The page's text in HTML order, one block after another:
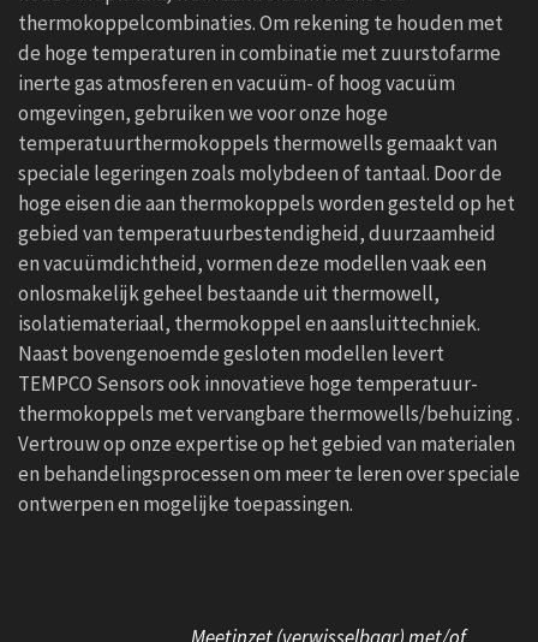
thermokoppelcombinaties. Om rekening te houden met
de hoge temperaturen in combinatie met zuurstofarme
inerte gas atmosferen en vacuüm- of hoog vacuüm
omgevingen, gebruiken we voor onze hoge
temperatuurthermokoppels thermowells gemaakt van
speciale legeringen zoals molybdeen of tantaal. Door de
hoge eisen die aan thermokoppels worden gesteld op het
gebied van temperatuurbestendigheid, duurzaamheid
en vacuümdichtheid, vormen deze modellen vaak een
onlosmakelijk geheel bestaande uit thermowell,
isolatiemateriaal, thermokoppel en aansluittechniek.
Naast bovengenoemde gesloten modellen levert
TEMPCO Sensors ook innovatieve hoge temperatuur-
thermokoppels met vervangbare thermowells/behuizing .
Vertrouw op onze expertise op het gebied van materialen
en behandelingsprocessen om meer te leren over speciale
ontwerpen en mogelijke toepassingen.